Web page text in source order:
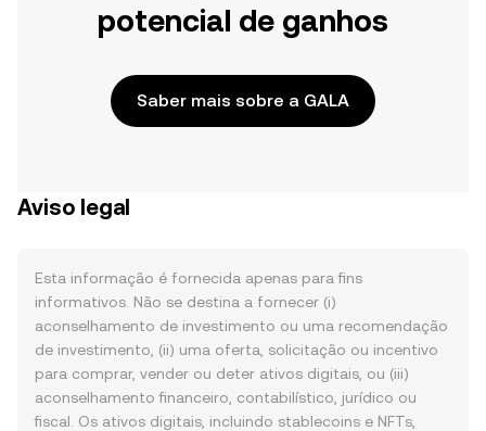
potencial de ganhos
Saber mais sobre a GALA
Aviso legal
Esta informação é fornecida apenas para fins
informativos. Não se destina a fornecer (i)
aconselhamento de investimento ou uma recomendação
de investimento, (ii) uma oferta, solicitação ou incentivo
para comprar, vender ou deter ativos digitais, ou (iii)
aconselhamento financeiro, contabilístico, jurídico ou
fiscal. Os ativos digitais, incluindo stablecoins e NFTs,